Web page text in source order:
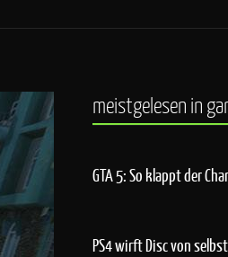
meistgelesen in
GTA 5: So klappt der
PS4 wirft Disc von